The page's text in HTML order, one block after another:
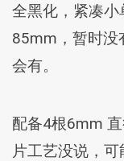
全黑化，紧凑
85mm，暂时没
会有。
配备4根6mm
片工艺没说，可